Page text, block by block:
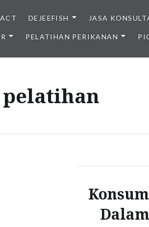
DEJEEFISH JASA
PELATIHAN PERIKANAN
pelatihan